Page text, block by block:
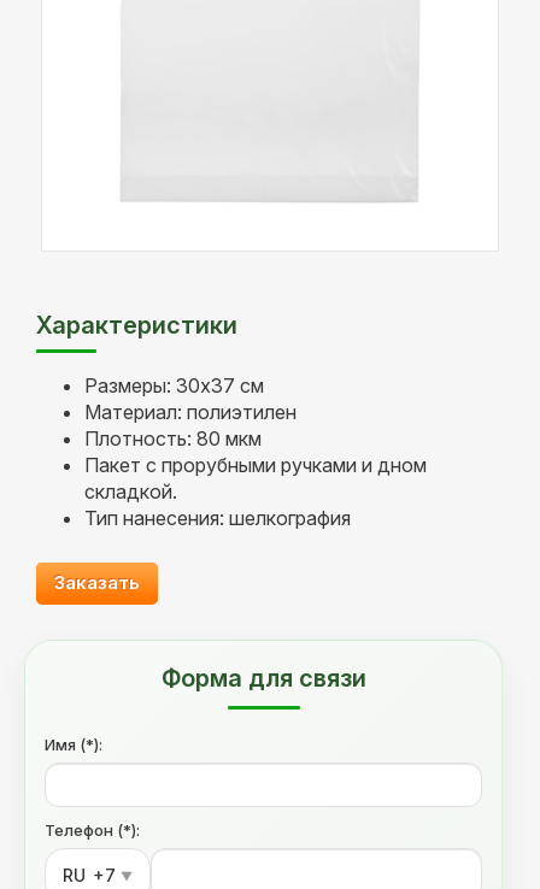
Характеристики
Размеры: 30х37 см
Материал: полиэтилен
Плотность: 80 мкм
Пакет с прорубными ручками и дном
складкой.
Тип нанесения: шелкография
Заказать
Форма для связи
Имя (*):
Телефон (*):
RU +7 ▼